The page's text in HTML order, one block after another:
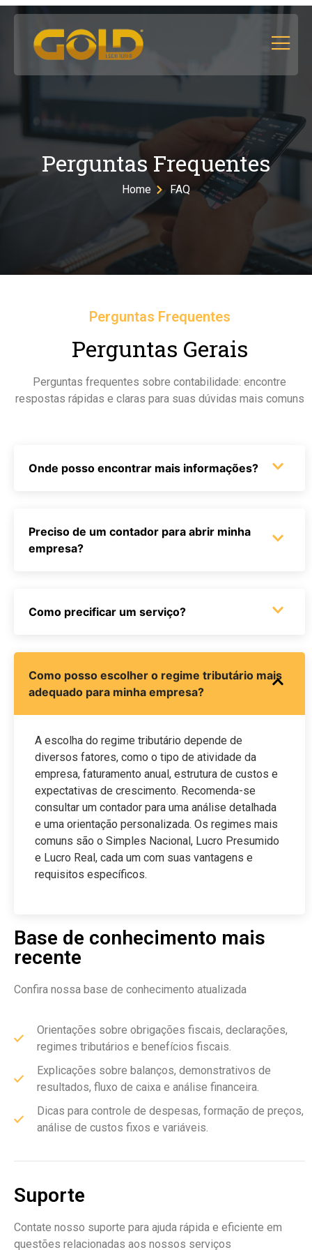
Perguntas Frequentes
Home FAQ
Perguntas Frequentes
Perguntas Gerais
Perguntas frequentes sobre contabilidade: encontre
respostas rápidas e claras para suas dúvidas mais comuns
Onde posso encontrar mais informações?
Preciso de um contador para abrir minha
empresa?
Como precificar um serviço?
Como posso escolher o regime tributário mais
adequado para minha empresa?
A escolha do regime tributário depende de
diversos fatores, como o tipo de atividade da
empresa, faturamento anual, estrutura de custos e
expectativas de crescimento. Recomenda-se
consultar um contador para uma análise detalhada
e uma orientação personalizada. Os regimes mais
comuns são o Simples Nacional, Lucro Presumido
e Lucro Real, cada um com suas vantagens e
requisitos específicos.
Base de conhecimento mais
recente
Confira nossa base de conhecimento atualizada
Orientações sobre obrigações fiscais, declarações,
regimes tributários e benefícios fiscais.
Explicações sobre balanços, demonstrativos de
resultados, fluxo de caixa e análise financeira.
Dicas para controle de despesas, formação de preços,
análise de custos fixos e variáveis.
Suporte
Contate nosso suporte para ajuda rápida e eficiente em
questões relacionadas aos nossos serviços